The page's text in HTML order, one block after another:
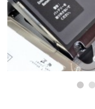
РЕМОНТ MACBOOK
Ремонт MacBook